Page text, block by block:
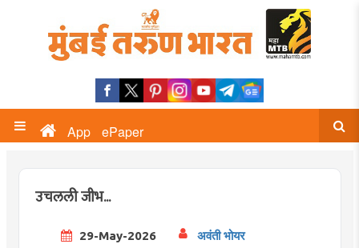
App ePaper
उचलली जीभ...
29-May-2026 अवंती भोयर